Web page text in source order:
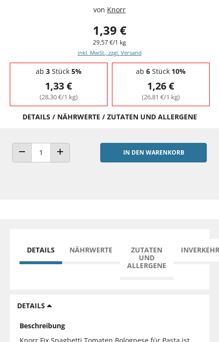
von Knorr
1,39 €
29,57 €/1 kg
inkl. MwSt., zzgl. Versand
Staffelpreise - Mengenrabatt
ab 3Stück 5%
1,33 €
(28,30 €/1 kg)
ab 6Stück 10%
1,26 €
(26,81 €/1 kg)
DETAILS / NÄHRWERTE / ZUTATEN UND ALLERGENE
ANZAHL VERRINGERNANZAHL ERHÖHEN
IN DEN WARENKORB
DETAILS NÄHRWERTE
ZUTATEN
UND
ALLERGENE
DETAILS
Beschreibung